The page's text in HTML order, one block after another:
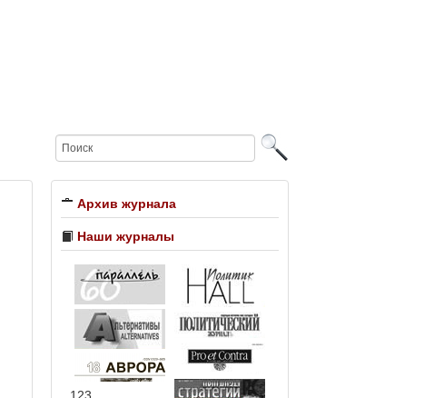
Архив журнала
Наши журналы